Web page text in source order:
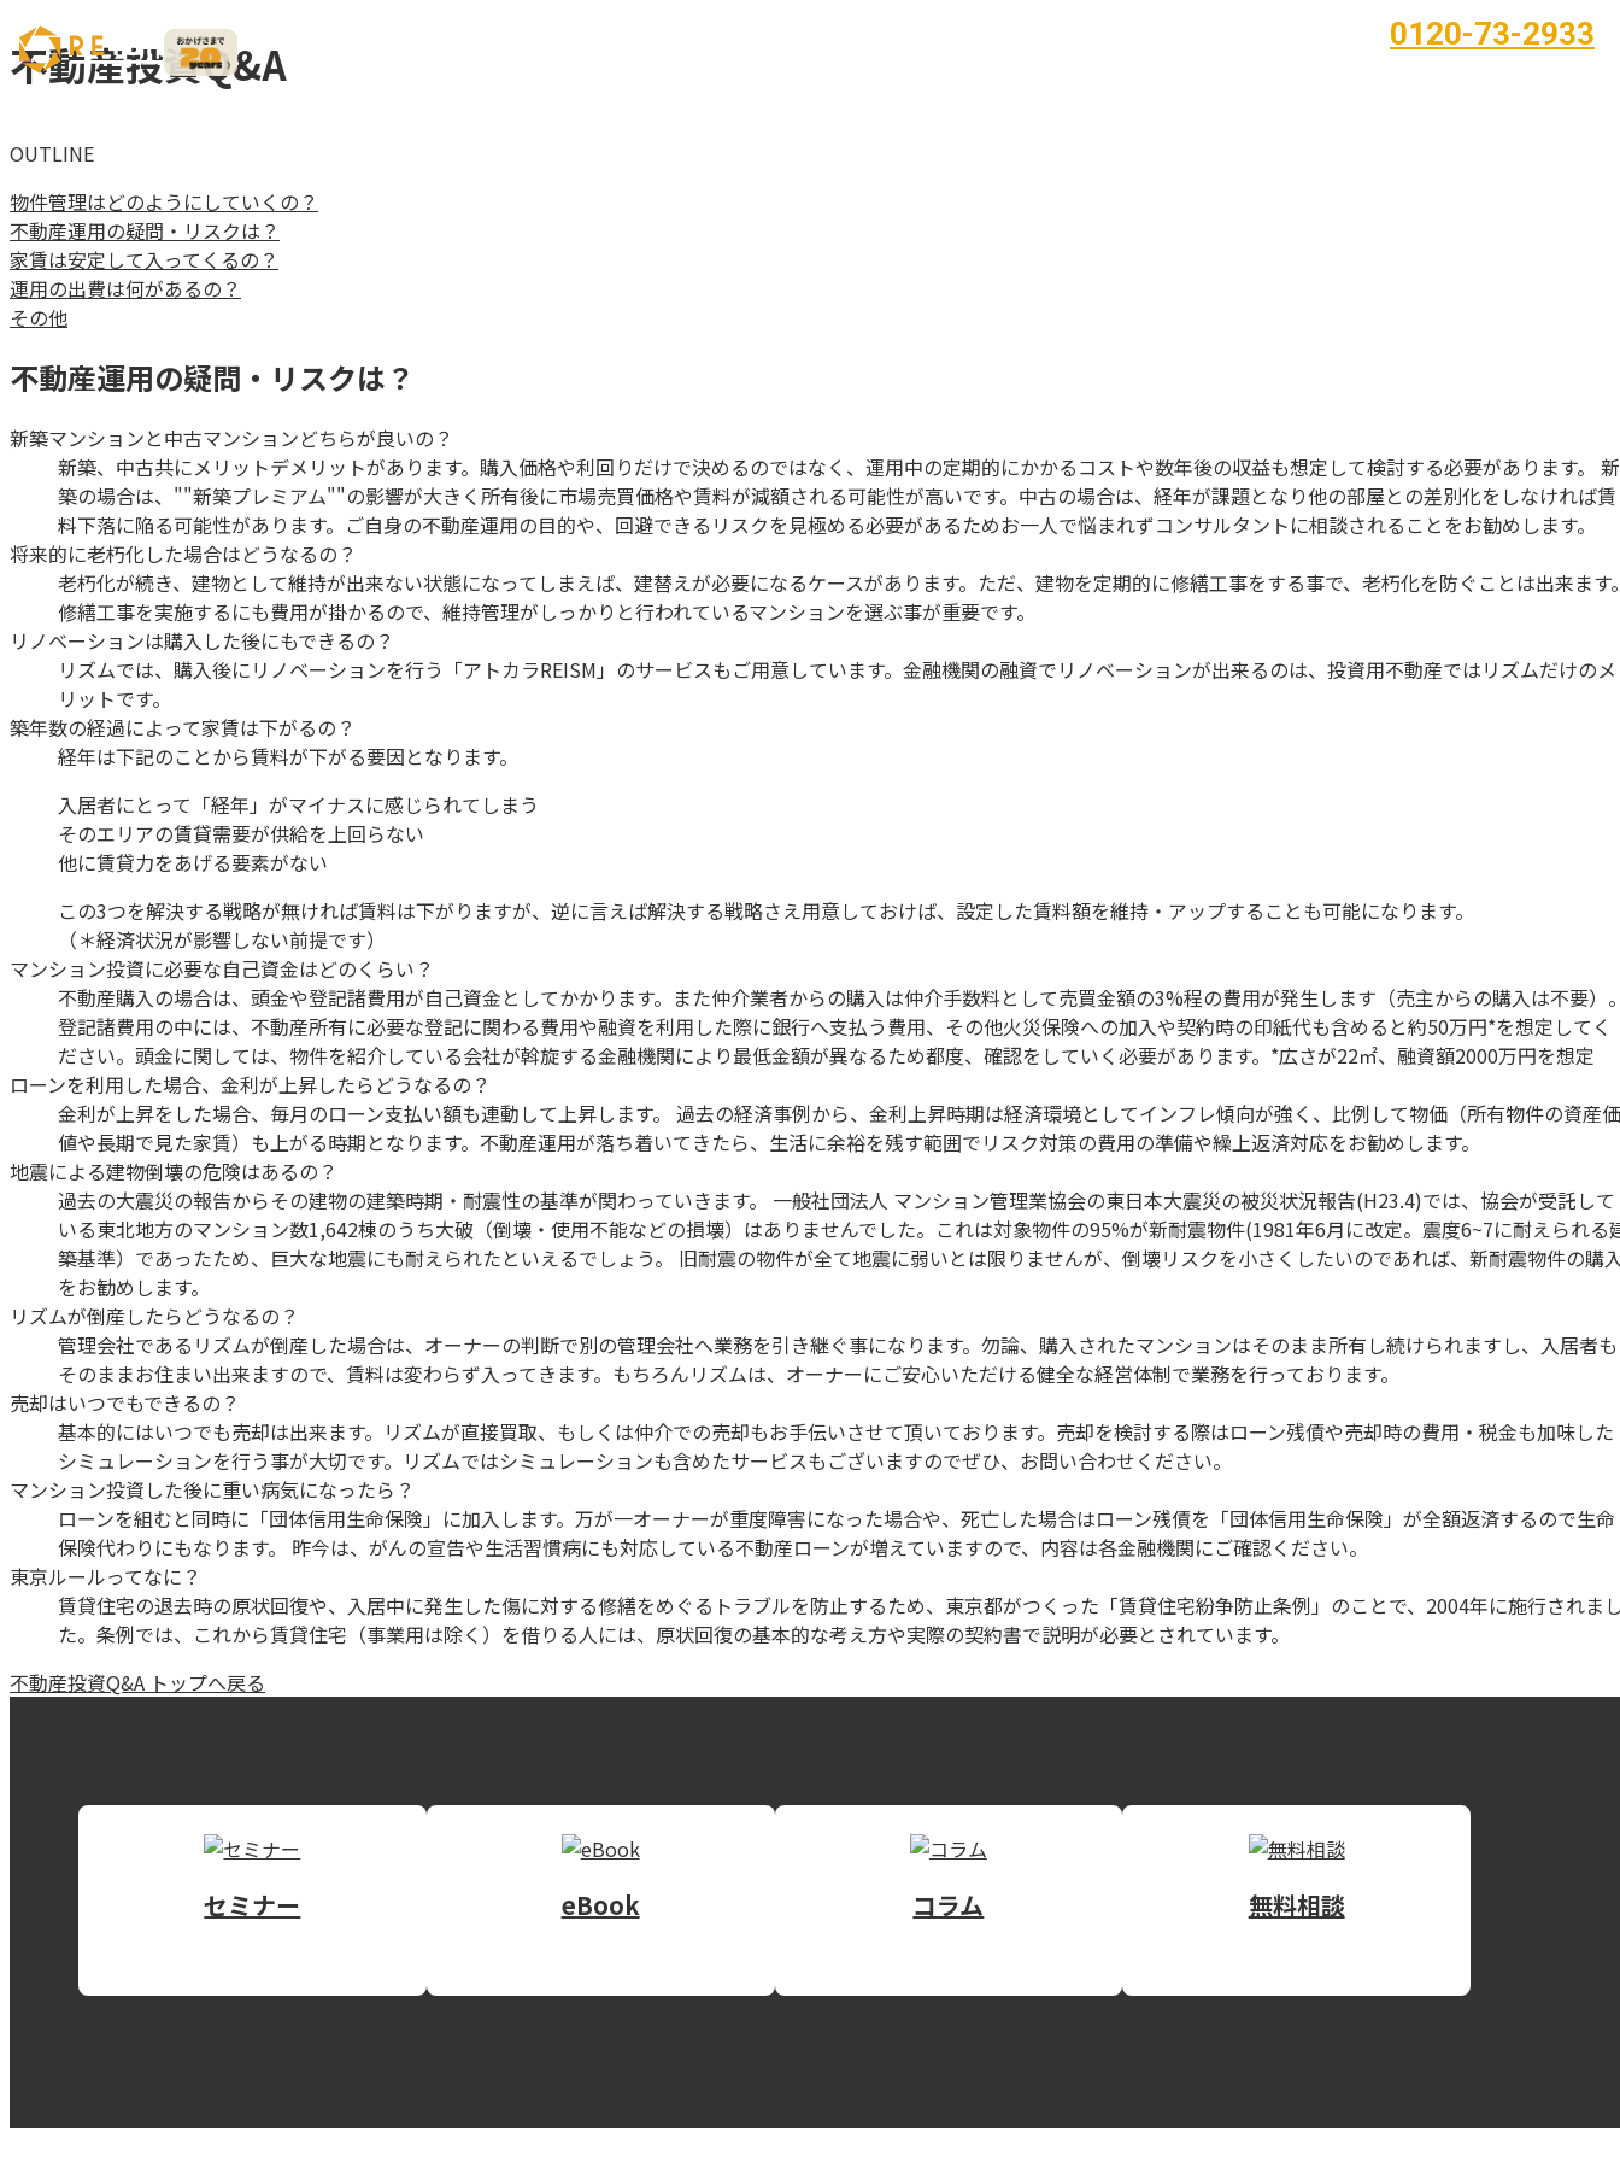
0120-73-2933
不動産投資Q&A
OUTLINE
物件管理はどのようにしていくの？
不動産運用の疑問・リスクは？
家賃は安定して入ってくるの？
運用の出費は何があるの？
その他
不動産運用の疑問・リスクは？
新築マンションと中古マンションどちらが良いの？
新築、中古共にメリットデメリットがあります。購入価格や利回りだけで決めるのではなく、運用中の定期的にかかるコストや数年後の収益も想定して検討する必要があります。 新
築の場合は、""新築プレミアム""の影響が大きく所有後に市場売買価格や賃料が減額される可能性が高いです。中古の場合は、経年が課題となり他の部屋との差別化をしなければ賃
料下落に陥る可能性があります。ご自身の不動産運用の目的や、回避できるリスクを見極める必要があるためお一人で悩まれずコンサルタントに相談されることをお勧めします。
将来的に老朽化した場合はどうなるの？
老朽化が続き、建物として維持が出来ない状態になってしまえば、建替えが必要になるケースがあります。ただ、建物を定期的に修繕工事をする事で、老朽化を防ぐことは出来ます
修繕工事を実施するにも費用が掛かるので、維持管理がしっかりと行われているマンションを選ぶ事が重要です。
リノベーションは購入した後にもできるの？
リズムでは、購入後にリノベーションを行う「アトカラREISM」のサービスもご用意しています。金融機関の融資でリノベーションが出来るのは、投資用不動産ではリズムだけのメ
リットです。
築年数の経過によって家賃は下がるの？
経年は下記のことから賃料が下がる要因となります。
入居者にとって「経年」がマイナスに感じられてしまう
そのエリアの賃貸需要が供給を上回らない
他に賃貸力をあげる要素がない
この3つを解決する戦略が無ければ賃料は下がりますが、逆に言えば解決する戦略さえ用意しておけば、設定した賃料額を維持・アップすることも可能になります。
（＊経済状況が影響しない前提です）
マンション投資に必要な自己資金はどのくらい？
不動産購入の場合は、頭金や登記諸費用が自己資金としてかかります。また仲介業者からの購入は仲介手数料として売買金額の3%程の費用が発生します（売主からの購入は不要）
登記諸費用の中には、不動産所有に必要な登記に関わる費用や融資を利用した際に銀行へ支払う費用、その他火災保険への加入や契約時の印紙代も含めると約50万円*を想定してく
ださい。頭金に関しては、物件を紹介している会社が斡旋する金融機関により最低金額が異なるため都度、確認をしていく必要があります。*広さが22㎡、融資額2000万円を想定
ローンを利用した場合、金利が上昇したらどうなるの？
金利が上昇をした場合、毎月のローン支払い額も連動して上昇します。 過去の経済事例から、金利上昇時期は経済環境としてインフレ傾向が強く、比例して物価（所有物件の資産価
値や長期で見た家賃）も上がる時期となります。不動産運用が落ち着いてきたら、生活に余裕を残す範囲でリスク対策の費用の準備や繰上返済対応をお勧めします。
地震による建物倒壊の危険はあるの？
過去の大震災の報告からその建物の建築時期・耐震性の基準が関わっていきます。 一般社団法人 マンション管理業協会の東日本大震災の被災状況報告(H23.4)では、協会が受託して
いる東北地方のマンション数1,642棟のうち大破（倒壊・使用不能などの損壊）はありませんでした。これは対象物件の95%が新耐震物件(1981年6月に改定。震度6~7に耐えられる
築基準）であったため、巨大な地震にも耐えられたといえるでしょう。 旧耐震の物件が全て地震に弱いとは限りませんが、倒壊リスクを小さくしたいのであれば、新耐震物件の購
をお勧めします。
リズムが倒産したらどうなるの？
管理会社であるリズムが倒産した場合は、オーナーの判断で別の管理会社へ業務を引き継ぐ事になります。勿論、購入されたマンションはそのまま所有し続けられますし、入居者も
そのままお住まい出来ますので、賃料は変わらず入ってきます。もちろんリズムは、オーナーにご安心いただける健全な経営体制で業務を行っております。
売却はいつでもできるの？
基本的にはいつでも売却は出来ます。リズムが直接買取、もしくは仲介での売却もお手伝いさせて頂いております。売却を検討する際はローン残債や売却時の費用・税金も加味した
シミュレーションを行う事が大切です。リズムではシミュレーションも含めたサービスもございますのでぜひ、お問い合わせください。
マンション投資した後に重い病気になったら？
ローンを組むと同時に「団体信用生命保険」に加入します。万が一オーナーが重度障害になった場合や、死亡した場合はローン残債を「団体信用生命保険」が全額返済するので生命
保険代わりにもなります。 昨今は、がんの宣告や生活習慣病にも対応している不動産ローンが増えていますので、内容は各金融機関にご確認ください。
東京ルールってなに？
賃貸住宅の退去時の原状回復や、入居中に発生した傷に対する修繕をめぐるトラブルを防止するため、東京都がつくった「賃貸住宅紛争防止条例」のことで、2004年に施行されま
た。条例では、これから賃貸住宅（事業用は除く）を借りる人には、原状回復の基本的な考え方や実際の契約書で説明が必要とされています。
不動産投資Q&A トップへ戻る
セミナー eBook コラム 無料相談